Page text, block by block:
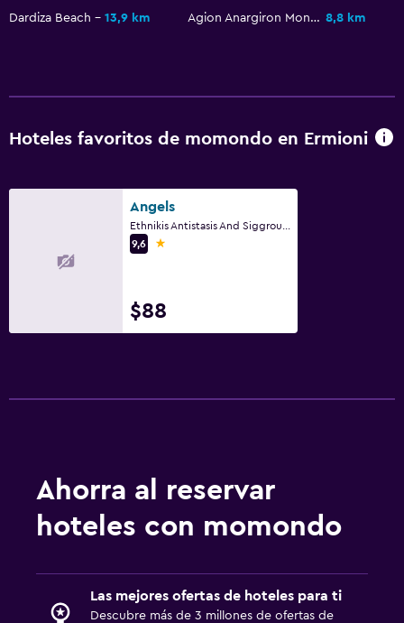
Dardiza Beach 13,9 km Agion Anargiron Monastery 8,8 km
Hoteles favoritos de momondo en Ermioni
Angels
9,6
1 estrella
$88
Ahorra al reservar
hoteles con momondo
Las mejores ofertas de hoteles para ti
Descubre más de 3 millones de ofertas de